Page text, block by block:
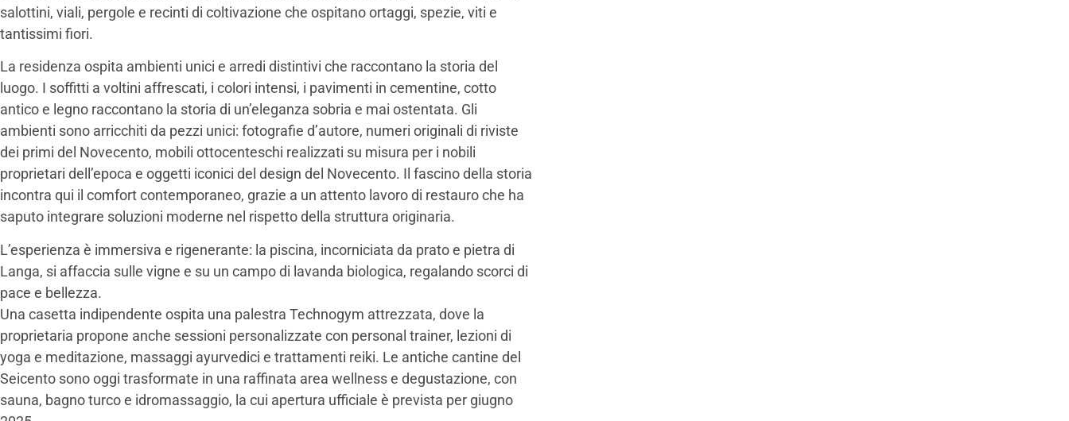
salottini, viali, pergole e recinti di coltivazione che ospitano ortaggi, spezie, viti e
tantissimi fiori.
La residenza ospita ambienti unici e arredi distintivi che raccontano la storia del
luogo. I soffitti a voltini affrescati, i colori intensi, i pavimenti in cementine, cotto
antico e legno raccontano la storia di un’eleganza sobria e mai ostentata. Gli
ambienti sono arricchiti da pezzi unici: fotografie d’autore, numeri originali di riviste
dei primi del Novecento, mobili ottocenteschi realizzati su misura per i nobili
proprietari dell’epoca e oggetti iconici del design del Novecento. Il fascino della storia
incontra qui il comfort contemporaneo, grazie a un attento lavoro di restauro che ha
saputo integrare soluzioni moderne nel rispetto della struttura originaria.
L’esperienza è immersiva e rigenerante: la piscina, incorniciata da prato e pietra di
Langa, si affaccia sulle vigne e su un campo di lavanda biologica, regalando scorci di
pace e bellezza.
Una casetta indipendente ospita una palestra Technogym attrezzata, dove la
proprietaria propone anche sessioni personalizzate con personal trainer, lezioni di
yoga e meditazione, massaggi ayurvedici e trattamenti reiki. Le antiche cantine del
Seicento sono oggi trasformate in una raffinata area wellness e degustazione, con
sauna, bagno turco e idromassaggio, la cui apertura ufficiale è prevista per giugno